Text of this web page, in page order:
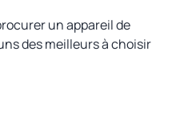
un appareil de
des meilleurs à choisir